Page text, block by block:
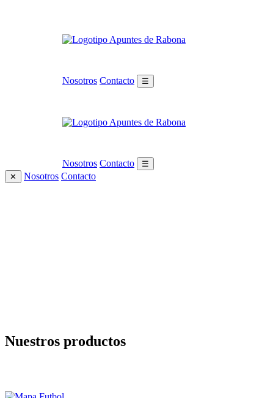
Nosotros Contacto ☰
Nosotros Contacto
☰
✕
Nosotros Contacto
Nuestros productos